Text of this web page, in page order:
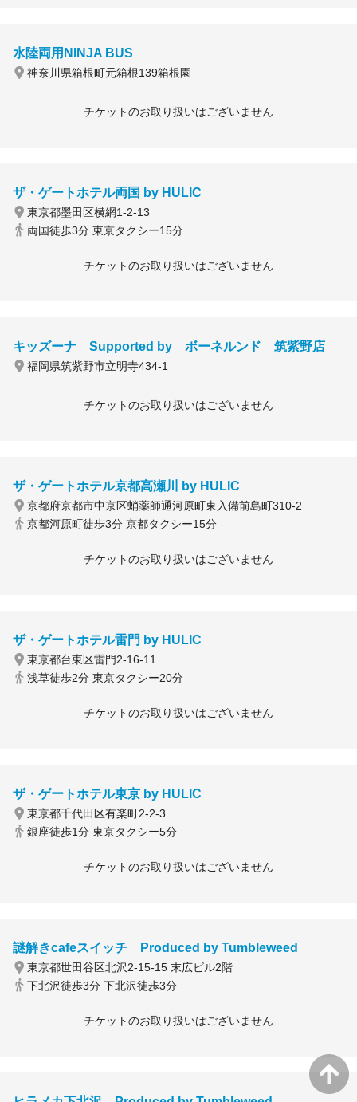
水陸両用NINJA BUS
神奈川県箱根町元箱根139箱根園
チケットのお取り扱いはございません
ザ・ゲートホテル両国 by HULIC
東京都墨田区横網1-2-13
両国徒歩3分 東京タクシー15分
チケットのお取り扱いはございません
キッズーナ Supported by ボーネルンド 筑紫野店
福岡県筑紫野市立明寺434-1
チケットのお取り扱いはございません
ザ・ゲートホテル京都高瀬川 by HULIC
京都府京都市中京区蛸薬師通河原町東入備前島町310-2
京都河原町徒歩3分 京都タクシー15分
チケットのお取り扱いはございません
ザ・ゲートホテル雷門 by HULIC
東京都台東区雷門2-16-11
浅草徒歩2分 東京タクシー20分
チケットのお取り扱いはございません
ザ・ゲートホテル東京 by HULIC
東京都千代田区有楽町2-2-3
銀座徒歩1分 東京タクシー5分
チケットのお取り扱いはございません
謎解きcafeスイッチ Produced by Tumbleweed
東京都世田谷区北沢2-15-15 末広ビル2階
下北沢徒歩3分 下北沢徒歩3分
チケットのお取り扱いはございません